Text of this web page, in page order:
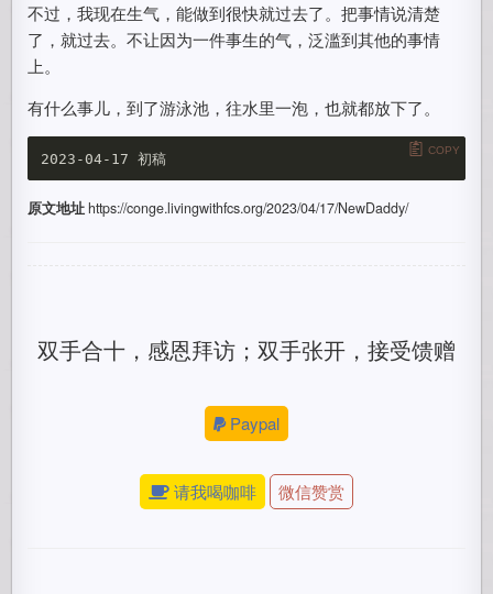
不过，我现在生气，能做到很快就过去了。把事情说清楚
了，就过去。不让因为一件事生的气，泛滥到其他的事情
上。
有什么事儿，到了游泳池，往水里一泡，也就都放下了。
COPY
原文地址https://conge.livingwithfcs.org/2023/04/17/NewDaddy/
双手合十，感恩拜访；双手张开，接受馈赠
Paypal
请我喝咖啡 微信赞赏